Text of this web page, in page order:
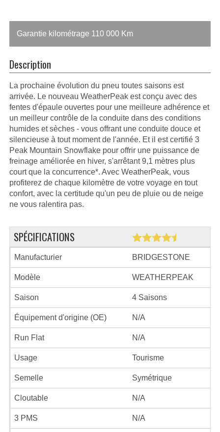
Garantie kilométrage 110 000 Km
Description
La prochaine évolution du pneu toutes saisons est
arrivée. Le nouveau WeatherPeak est conçu avec des
fentes d'épaule ouvertes pour une meilleure adhérence et
un meilleur contrôle de la conduite dans des conditions
humides et sèches - vous offrant une conduite douce et
silencieuse à tout moment de l'année. Et il est certifié 3
Peak Mountain Snowflake pour offrir une puissance de
freinage améliorée en hiver, s'arrêtant 9,1 mètres plus
court que la concurrence*. Avec WeatherPeak, vous
profiterez de chaque kilomètre de votre voyage en tout
confort, avec la certitude qu'un peu de pluie ou de neige
ne vous ralentira pas.
SPÉCIFICATIONS
Manufacturier BRIDGESTONE
Modèle WEATHERPEAK
Saison 4 Saisons
Équipement d'origine (OE) N/A
Run Flat N/A
Usage Tourisme
Semelle Symétrique
Cloutable N/A
3 PMS N/A